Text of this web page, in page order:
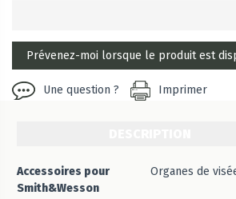
Une question ? Imprimer
Accessoires pour
Smith&Wesson
Organes de